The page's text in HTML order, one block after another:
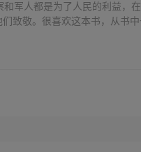
和军人都是为了人民的利益，
致敬。很喜欢这本书，从书